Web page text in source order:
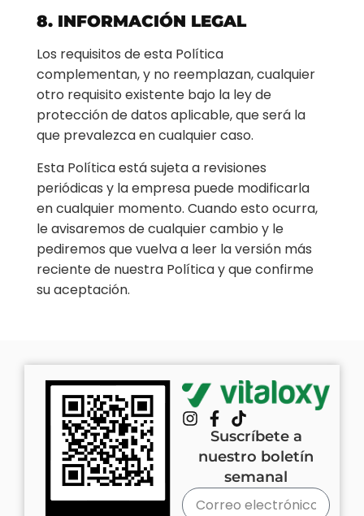
8. INFORMACIÓN LEGAL
Los requisitos de esta Política
complementan, y no reemplazan, cualquier
otro requisito existente bajo la ley de
protección de datos aplicable, que será la
que prevalezca en cualquier caso.
Esta Política está sujeta a revisiones
periódicas y la empresa puede modificarla
en cualquier momento. Cuando esto ocurra,
le avisaremos de cualquier cambio y le
pediremos que vuelva a leer la versión más
reciente de nuestra Política y que confirme
su aceptación.
Suscríbete a
nuestro boletín
semanal